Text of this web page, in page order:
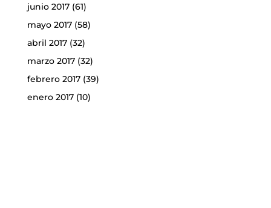
junio 2017(61)
mayo 2017(58)
abril 2017(32)
marzo 2017(32)
febrero 2017(39)
enero 2017(10)